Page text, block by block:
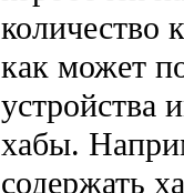
количество
как может
устройства
хабы.
содержать